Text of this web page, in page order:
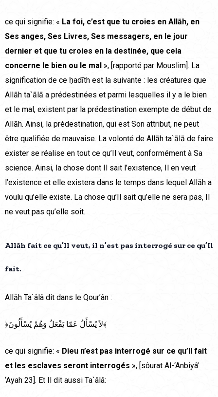
ce qui signifie: « La foi, c’est que tu croies en Allāh, en
Ses anges, Ses Livres, Ses messagers, en le jour
dernier et que tu croies en la destinée, que cela
concerne le bien ou le mal », [rapporté par Mouslim]. La
signification de ce ḥadīth est la suivante : les créatures que
Allāh ta`ālā a prédestinées et parmi lesquelles il y a le bien
et le mal, existent par la prédestination exempte de début de
Allāh. Ainsi, la prédestination, qui est Son attribut, ne peut
être qualifiée de mauvaise. La volonté de Allāh ta`ālā de faire
exister se réalise en tout ce qu’Il veut, conformément à Sa
science. Ainsi, la chose dont Il sait l’existence, Il en veut
l’existence et elle existera dans le temps dans lequel Allāh a
voulu qu’elle existe. La chose qu’Il sait qu’elle ne sera pas, Il
ne veut pas qu’elle soit.
Allāh fait ce qu’Il veut, il n’est pas interrogé sur ce qu’Il
fait.
Allāh Ta`âlâ dit dans le Qour’ân :
﴿لاَ يُسْأَلُ عَمّا يَفْعَلُ وَهُمْ يُسْأَلُونَ﴾
ce qui signifie: « Dieu n’est pas interrogé sur ce qu’Il fait
et les esclaves seront interrogés », [sôurat Al-‘Anbiyâ’
‘Ayah 23]. Et Il dit aussi Ta`âlâ: